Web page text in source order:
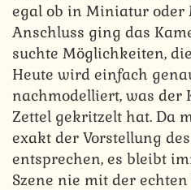
egal ob in Miniatur oder
Anschluss ging das
suchte Möglichkeiten,
Heute wird einfach
nachmodelliert, was der
Zettel gekritzelt hat. Da
exakt der Vorstellung
entsprechen, es bleibt
Szene nie mit der